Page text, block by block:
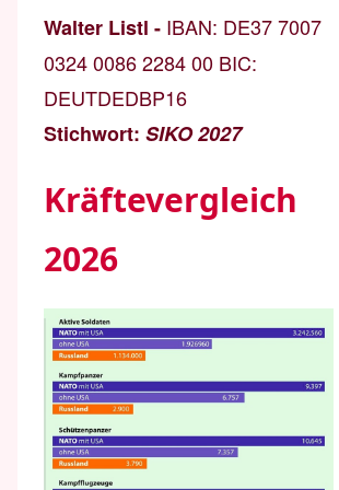
Walter Listl - IBAN: DE37 7007
0324 0086 2284 00 BIC:
DEUTDEDBP16
Stichwort: SIKO 2027
Kräftevergleich
2026